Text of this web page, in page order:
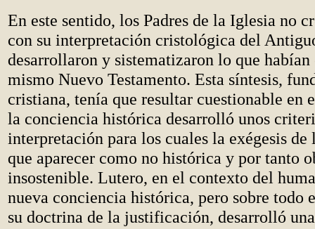
En este sentido, los Padres de la Iglesia no
con su interpretación cristológica del
desarrollaron y sistematizaron lo que habían
mismo Nuevo Testamento. Esta síntesis,
cristiana, tenía que resultar cuestionable en
la conciencia histórica desarrolló unos
interpretación para los cuales la exégesis de
que aparecer como no histórica y por tanto
insostenible. Lutero, en el contexto del
nueva conciencia histórica, pero sobre todo
su doctrina de la justificación, desarrolló